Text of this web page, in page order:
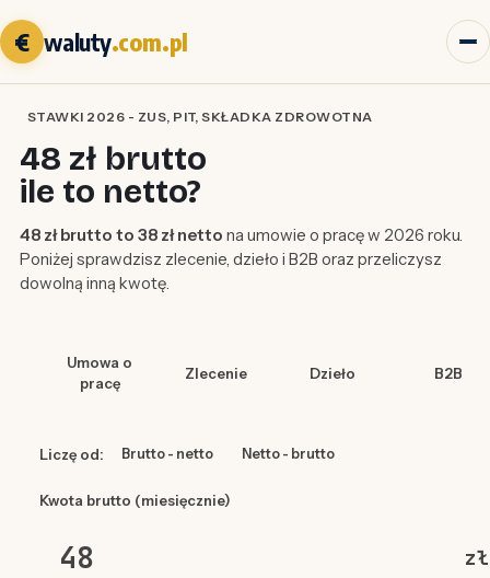
€ waluty.com.pl
STAWKI 2026 - ZUS, PIT, SKŁADKA ZDROWOTNA
48 zł brutto
ile to netto?
48 zł brutto to 38 zł netto na umowie o pracę w 2026 roku.
Poniżej sprawdzisz zlecenie, dzieło i B2B oraz przeliczysz
dowolną inną kwotę.
Umowa o
pracę
Zlecenie Dzieło B2B
Liczę od: Brutto - netto Netto - brutto
Kwota brutto (miesięcznie)
zł